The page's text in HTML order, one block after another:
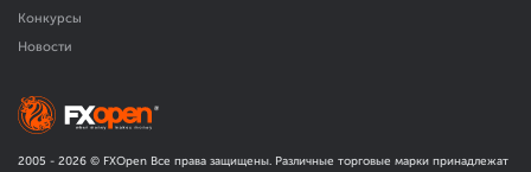
Конкурсы
Новости
2005 - 2026 © FXOpen Все права защищены. Различные торговые марки принадлежат